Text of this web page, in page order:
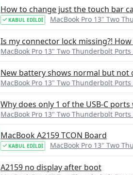
How to change just the touch bar
KABUL EDILDI MacBook Pro 13" Two
Is my connector lock missing?!
MacBook Pro 13" Two Thunderbolt Ports
New battery shows normal but not
MacBook Pro 13" Two Thunderbolt Ports
Why does only 1 of the USB-C ports
MacBook Pro 13" Two Thunderbolt Ports
MacBook A2159 TCON Board
KABUL EDILDI MacBook Pro 13" Two
A2159 no display after boot